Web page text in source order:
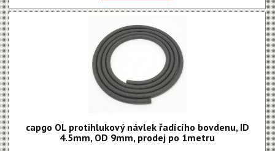
capgo OL protihlukový návlek řadícího bovdenu, ID
4.5mm, OD 9mm, prodej po 1metru